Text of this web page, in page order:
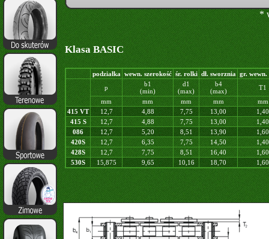
*
Klasa BASIC
podziałka wewn. szerokość śr. rolki dł. sworznia gr. wewn.
p
b1
(min)
d1
(max)
b4
(max)
T1
mm
mm mm mm
mm
415 VT
12,7 4,88 7,75 13,00
1,40
415 S
12,7 4,88 7,75 13,00
1,40
086
12,7 5,20 8,51 13,90
1,60
420S
12,7 6,35 7,75 14,50
1,40
428S
12,7 7,75 8,51 16,40
1,60
530S
15,875 9,65 10,16 18,70 1,60